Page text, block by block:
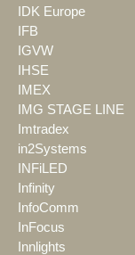
IDK Europe
IFB
IGVW
IHSE
IMEX
IMG STAGE LINE
Imtradex
in2Systems
INFiLED
Infinity
InfoComm
InFocus
Innlights